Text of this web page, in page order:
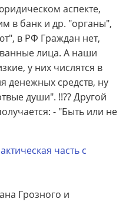
аспекте,
в банк и др. "органы",
в РФ Граждан нет,
лица. А наши
у них числятся в
денежных средств, ну
души". !!?? Другой
- "Быть или не
часть с
Грозного и